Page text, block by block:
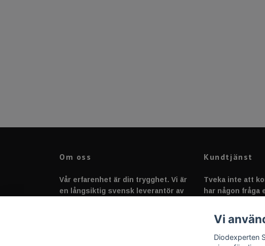
Om oss
Vår erfarenhet är din trygghet. Vi är
en långsiktig svensk leverantör av
Kundtjänst
Tveka inte att
har någon fråga
Vi
Diodexperten